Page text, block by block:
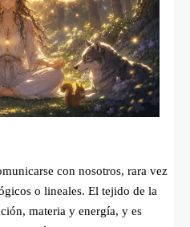
con nosotros, rara vez
o lineales. El tejido de la
materia y energía, y es